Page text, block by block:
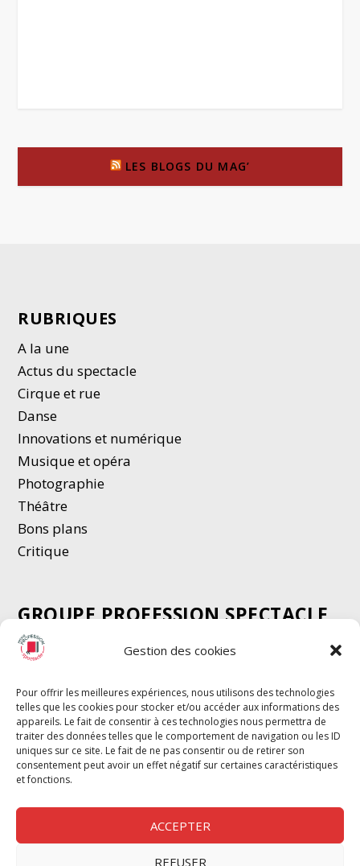
Gestion des cookies
Pour offrir les meilleures expériences, nous utilisons des technologies
telles que les cookies pour stocker et/ou accéder aux informations des
appareils. Le fait de consentir à ces technologies nous permettra de
traiter des données telles que le comportement de navigation ou les ID
uniques sur ce site. Le fait de ne pas consentir ou de retirer son
consentement peut avoir un effet négatif sur certaines caractéristiques
et fonctions.
ACCEPTER
REFUSER
LES BLOGS DU MAG’
RUBRIQUES
A la une
Actus du spectacle
Cirque et rue
Danse
Innovations et numérique
Musique et opéra
Photographie
Théâtre
Bons plans
Critique
GROUPE PROFESSION SPECTACLE
Chèque Intermittents
Chèque Compta
Chèque Emploi Spectacle
G-Pods
Profession Audio-visuel
Le Cahier Pro
Suivre Suivre